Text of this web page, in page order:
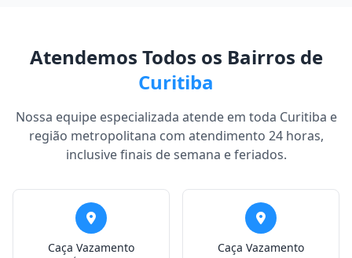
Atendemos Todos os Bairros de
Curitiba
Nossa equipe especializada atende em toda Curitiba e
região metropolitana com atendimento 24 horas,
inclusive finais de semana e feriados.
Caça Vazamento
Caça Vazamento